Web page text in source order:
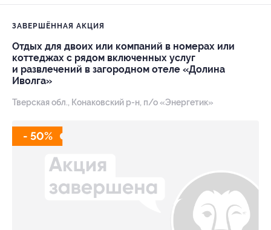
ЗАВЕРШЁННАЯ АКЦИЯ
Отдых для двоих или компаний в номерах или
коттеджах с рядом включенных услуг
и развлечений в загородном отеле «Долина
Иволга»
Тверская обл., Конаковский р-н, п/о «Энергетик»
- 50%